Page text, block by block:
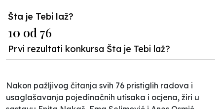
Šta je Tebi laž?
10 od 76
Prvi rezultati konkursa Šta je Tebi laž?
Nakon pažljivog čitanja svih 76 pristiglih radova i
usaglašavanja pojedinačnih utisaka i ocjena, žiri u